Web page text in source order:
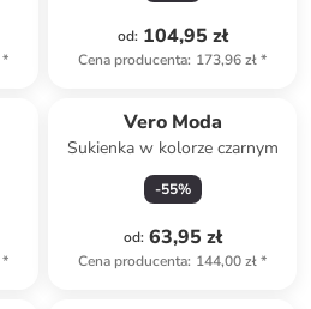
*
od: 104,95 zł
Cena producenta: 173,96 zł*
*
Vero Moda
Sukienka w kolorze czarnym
-55%
od: 63,95 zł
Cena producenta: 144,00 zł*